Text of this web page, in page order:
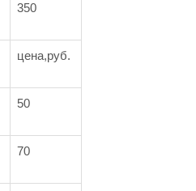
350
цена,руб.
50
70